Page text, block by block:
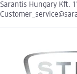
Sarantis Hungary Kft.